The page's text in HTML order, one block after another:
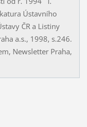
Ústavního
ČR a Listiny
a.s., 1998, s.246.
Newsletter Praha,